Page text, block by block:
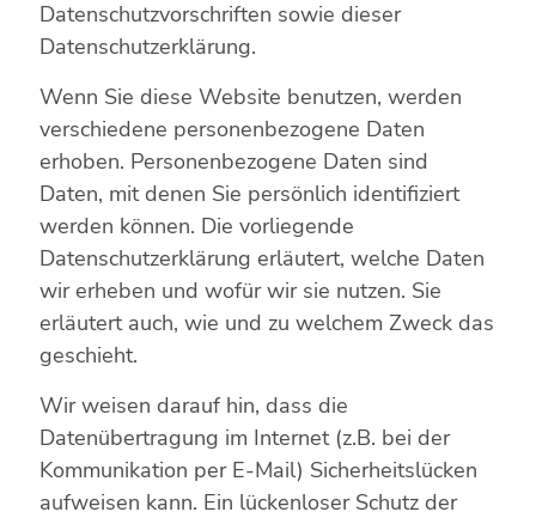
Datenschutzvorschriften sowie dieser
Datenschutzerklärung.
Wenn Sie diese Website benutzen, werden
verschiedene personenbezogene Daten
erhoben. Personenbezogene Daten sind
Daten, mit denen Sie persönlich identifiziert
werden können. Die vorliegende
Datenschutzerklärung erläutert, welche Daten
wir erheben und wofür wir sie nutzen. Sie
erläutert auch, wie und zu welchem Zweck das
geschieht.
Wir weisen darauf hin, dass die
Datenübertragung im Internet (z.B. bei der
Kommunikation per E-Mail) Sicherheitslücken
aufweisen kann. Ein lückenloser Schutz der